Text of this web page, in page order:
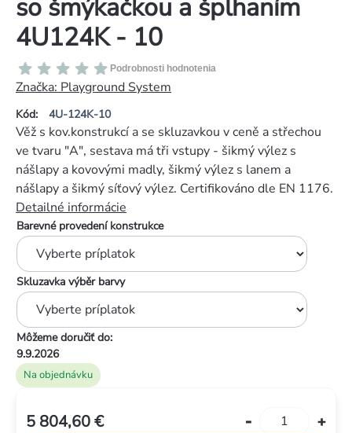
so šmýkačkou a šplhaním
4U124K - 10
Kód: 4U-124K-10
Priemerné
hodnotenie
produktu
je
0,0
hviezdičiek.
Podrobnosti hodnotenia
Značka: Playground System
Na objednávku
Barevné provedení konstrukce
Skluzavka výběr barvy
Môžeme doručiť do:
9.9.2026
Věž s kov.konstrukcí a se skluzavkou v ceně a střechou
ve tvaru "A", sestava má tři vstupy - šikmý výlez s
nášlapy a kovovými madly, šikmý výlez s lanem a
nášlapy a šikmý síťový výlez. Certifikováno dle EN 1176.
Detailné informácie
5 804,60 €